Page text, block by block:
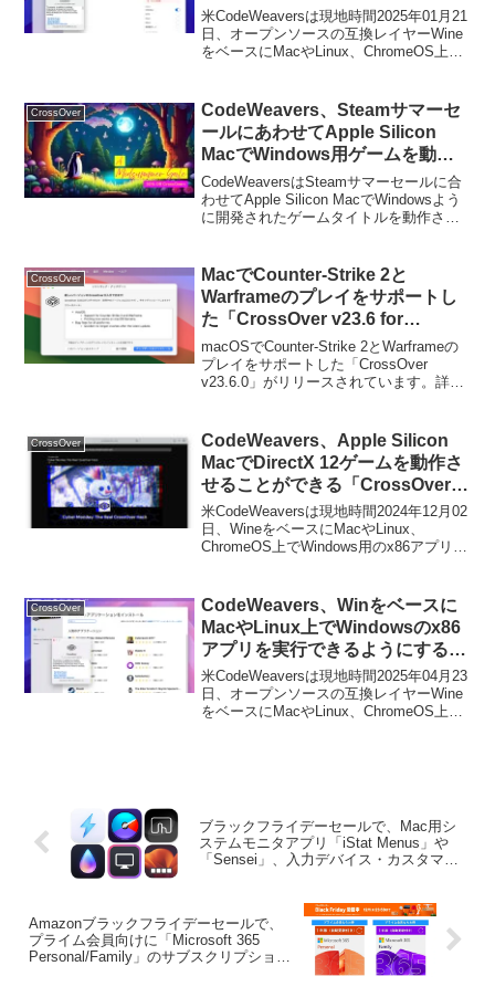
「CrossOver for Mac v24.0.6」
をリリース。
米CodeWeaversは現地時間2025年01月21
日、オープンソースの互換レイヤーWine
をベースにMacやLinux、ChromeOS上で
24.0.6へアップデートしたと発表してい
ます。
CrossOver
CodeWeavers、Steamサマーセ
ールにあわせてApple Silicon
MacでWindows用ゲームを動作
させることができる
「CrossOver+ for Mac」を
30%OFFで販売。
CodeWeaversはSteamサマーセールに合
わせてApple Silicon MacでWindowsよう
に開発されたゲームタイトルを動作させ
30%OFFになっています。
CrossOver
MacでCounter-Strike 2と
Warframeのプレイをサポートし
た「CrossOver v23.6 for
macOS」がリリース。
macOSでCounter-Strike 2とWarframeの
プレイをサポートした「CrossOver
v23.6.0」がリリースされています。詳細
CrossOver
CodeWeavers、Apple Silicon
MacでDirectX 12ゲームを動作さ
せることができる「CrossOver
for Mac」を最大70%OFFで販売
するサイバーマンデーセールを12
月2日の1日限定で開催。
米CodeWeaversは現地時間2024年12月02
日、WineをベースにMacやLinux、
ChromeOS上でWindows用のx86アプリを
するサイバーマンデーセールを1日限定で
開催すると発表しています。
CrossOver
CodeWeavers、Winをベースに
MacやLinux上でWindowsのx86
アプリを実行できるようにするユ
ーティリティ「CrossOver
v25.0.1」をリリース。
米CodeWeaversは現地時間2025年04月23
日、オープンソースの互換レイヤーWine
をベースにMacやLinux、ChromeOS上で
ブラックフライデーセールで、Mac用シ
ステムモニタアプリ「iStat Menus」や
「Sensei」、入力デバイス・カスタマイ
「DisplayBuddy/DockFix」などがセール
中。
Amazonブラックフライデーセールで、
プライム会員向けに「Microsoft 365
Personal/Family」のサブスクリプション